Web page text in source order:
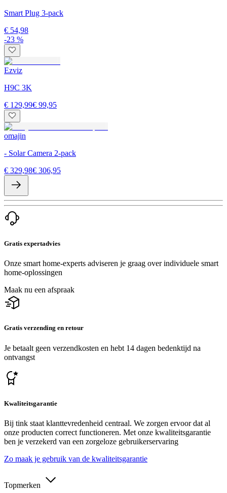
Smart Plug 3-pack
€ 54,98
-23 %
Ezviz
H9C 3K
€ 129,99€ 99,95
omajin
- Solar Camera 2-pack
€ 329,98€ 306,95
Gratis expertadvies
Onze smart home-experts adviseren je graag over individuele smart
home-oplossingen
Maak nu een afspraak
Gratis verzending en retour
Je betaalt geen verzendkosten en hebt 14 dagen bedenktijd na
ontvangst
Kwaliteitsgarantie
Bij tink staat klanttevredenheid centraal. We zorgen ervoor dat al
onze producten correct functioneren. Met onze kwaliteitsgarantie
ben je verzekerd van een zorgeloze gebruikerservaring
Zo maak je gebruik van de kwaliteitsgarantie
Topmerken